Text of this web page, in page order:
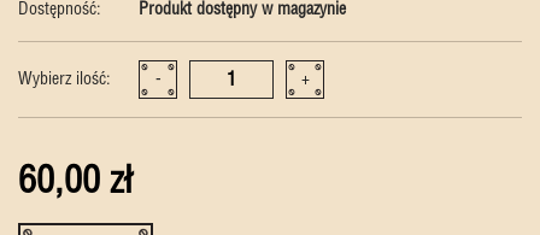
Dostępność: Produkt dostępny w magazynie
Wybierz ilość: - +
60,00 zł